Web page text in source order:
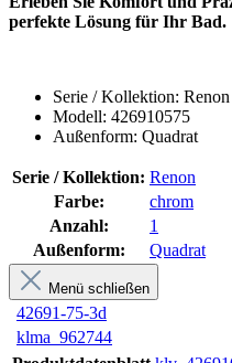
perfekte Lösung für Ihr Bad.
Serie / Kollektion: Renon
Modell: 426910575
Außenform: Quadrat
Serie / Kollektion: Renon
Farbe:
chrom
Anzahl:
1
Außenform:
Quadrat
Menü schließen
42691-75-3d
klma_962744